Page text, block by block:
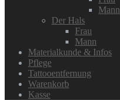
Mann
Der Hals
Frau
Mann
Materialkunde & Infos
Pflege
Tattooentfernung
Warenkorb
Kasse